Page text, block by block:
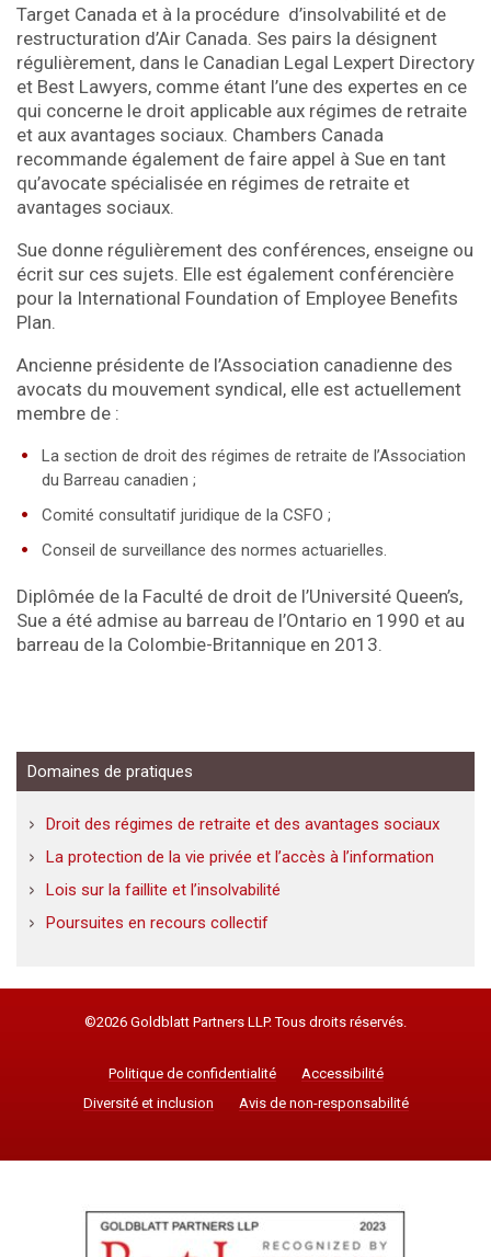
Target Canada et à la procédure d’insolvabilité et de
restructuration d’Air Canada. Ses pairs la désignent
régulièrement, dans le Canadian Legal Lexpert Directory
et Best Lawyers, comme étant l’une des expertes en ce
qui concerne le droit applicable aux régimes de retraite
et aux avantages sociaux. Chambers Canada
recommande également de faire appel à Sue en tant
qu’avocate spécialisée en régimes de retraite et
avantages sociaux.
Sue donne régulièrement des conférences, enseigne ou
écrit sur ces sujets. Elle est également conférencière
pour la International Foundation of Employee Benefits
Plan.
Ancienne présidente de l’Association canadienne des
avocats du mouvement syndical, elle est actuellement
membre de :
La section de droit des régimes de retraite de l’Association
du Barreau canadien ;
Comité consultatif juridique de la CSFO ;
Conseil de surveillance des normes actuarielles.
Diplômée de la Faculté de droit de l’Université Queen’s,
Sue a été admise au barreau de l’Ontario en 1990 et au
barreau de la Colombie-Britannique en 2013.
Domaines de pratiques
Droit des régimes de retraite et des avantages sociaux
La protection de la vie privée et l’accès à l’information
Lois sur la faillite et l’insolvabilité
Poursuites en recours collectif
©2026 Goldblatt Partners LLP. Tous droits réservés.
Politique de confidentialité
Accessibilité
Diversité et inclusion
Avis de non-responsabilité